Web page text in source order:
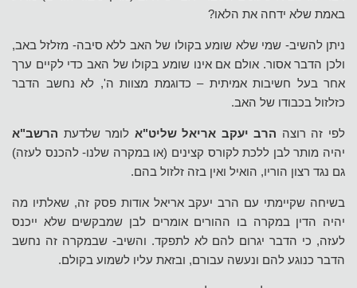
באמת שלא ידחה את הלאו?
ניתן להשיב- שמי שלא שומע בקולו של האב ללא סיבה- מזלזל באב,
ולכן הדבר אסור. אולם אם אינו שומע בקולו של האב כדי לקיים ערך
אחר בעל חשיבות אמיתית – כדוגמת מצוות ה', לא נחשב הדבר
כזלזול בכבודו של האב.
לפי זה רוצה הרב יעקב אריאל שליט"א לומר שלדעת הרשב"א
יהיה מותר לבן ללכת לקורס קצינים (או במקרה שלנו- להכנס לעזה)
גם נגד רצון הוריו, הואיל ואין בזה זלזול בהם.
בשיחה שקיימתי עם הרב יעקב אריאל אודות פסק זה, שאלתיו מה
יהיה הדין במקרה בו ההורים אומרים לבן שמבקשים שלא ייכנס
לעזה, כי הדבר יגרום להם לא לתפקד. והשיב- שבמקרה זה נחשב
הדבר כנוגע להם ונעשה עבורם, ובזאת עליו לשמוע בקולם.